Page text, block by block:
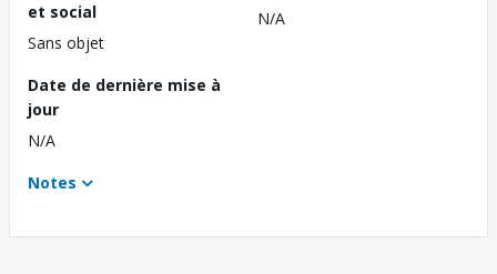
et social
Sans objet
N/A
Date de dernière mise à
jour
N/A
Notes